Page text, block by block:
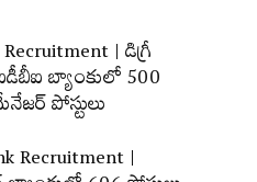
| డిగ్రీ
బ్యాంకులో 500
పోస్టులు
Recruitment |